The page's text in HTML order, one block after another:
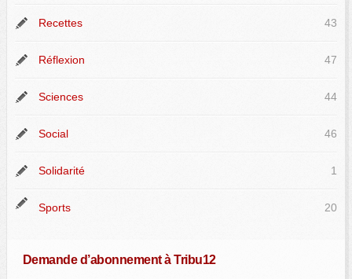
Recettes 43
Réflexion 47
Sciences 44
Social 46
Solidarité 1
Sports 20
Demande d’abonnement à Tribu12